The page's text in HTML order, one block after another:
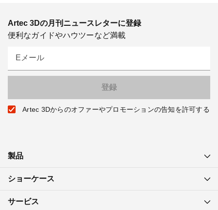
Artec 3Dの月刊ニュースレターに登録
便利なガイドやハウツーなど満載
Eメール
Artec 3Dからのオファーやプロモーションの告知を許可する
製品
ショーケース
サービス